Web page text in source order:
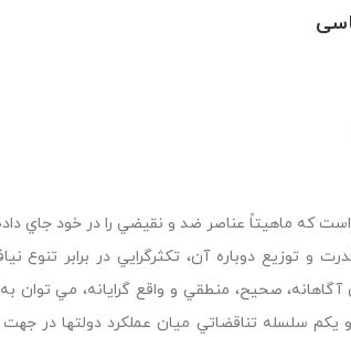
كه ماهيتاً عناصر ضد و نقيضي را در خود جاي
و توزيع دوباره آن، تكثرگرايي در برابر
آگاهانه، صحيح، منطقي و واقع گرايانه، مي